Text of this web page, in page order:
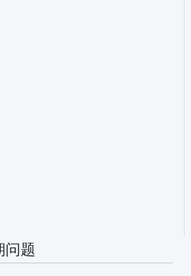
问题